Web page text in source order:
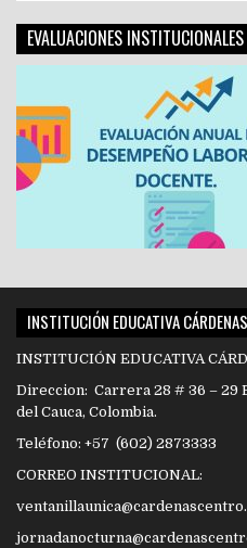
EVALUACIONES INSTITUCIONALES
INSTITUCIÓN EDUCATIVA
INSTITUCIÓN EDUCATIVA
Direccion: Carrera 28 # 36 – 29
del Cauca, Colombia.
Teléfono: +57 (602) 2873333
CORREO INSTITUCIONAL: